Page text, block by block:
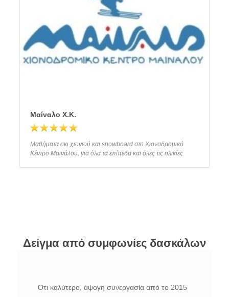
Μαίναλο Χ.Κ.
Μαθήματα σκι χιονιού και snowboard στο Χιονοδρομικό
Κέντρο Μαινάλου, για όλα τα επίπεδα και όλες τις ηλικίες
Δείγμα από συμφωνίες δασκάλων
Ότι καλύτερο, άψογη συνεργασία από το 2015